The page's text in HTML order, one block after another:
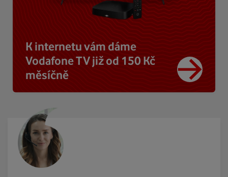
K internetu vám dáme
Vodafone TV již od 150 Kč
měsíčně